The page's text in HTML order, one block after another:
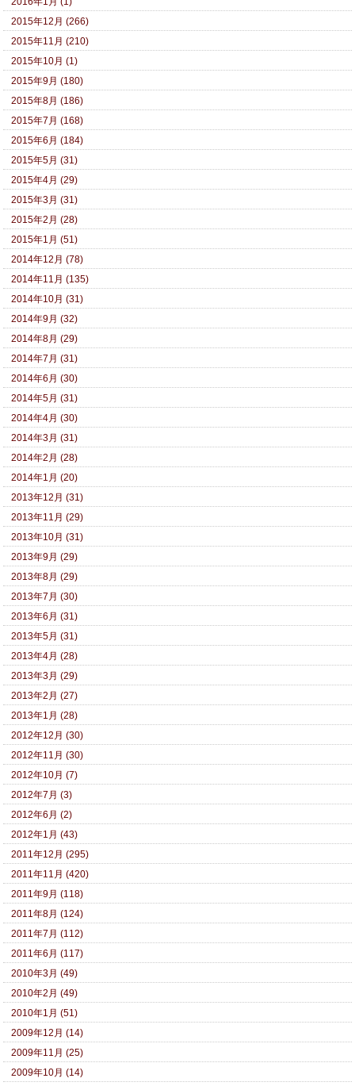
2015年12月 (266)
2015年11月 (210)
2015年10月 (1)
2015年9月 (180)
2015年8月 (186)
2015年7月 (168)
2015年6月 (184)
2015年5月 (31)
2015年4月 (29)
2015年3月 (31)
2015年2月 (28)
2015年1月 (51)
2014年12月 (78)
2014年11月 (135)
2014年10月 (31)
2014年9月 (32)
2014年8月 (29)
2014年7月 (31)
2014年6月 (30)
2014年5月 (31)
2014年4月 (30)
2014年3月 (31)
2014年2月 (28)
2014年1月 (20)
2013年12月 (31)
2013年11月 (29)
2013年10月 (31)
2013年9月 (29)
2013年8月 (29)
2013年7月 (30)
2013年6月 (31)
2013年5月 (31)
2013年4月 (28)
2013年3月 (29)
2013年2月 (27)
2013年1月 (28)
2012年12月 (30)
2012年11月 (30)
2012年10月 (7)
2012年7月 (3)
2012年6月 (2)
2012年1月 (43)
2011年12月 (295)
2011年11月 (420)
2011年9月 (118)
2011年8月 (124)
2011年7月 (112)
2011年6月 (117)
2010年3月 (49)
2010年2月 (49)
2010年1月 (51)
2009年12月 (14)
2009年11月 (25)
2009年10月 (14)